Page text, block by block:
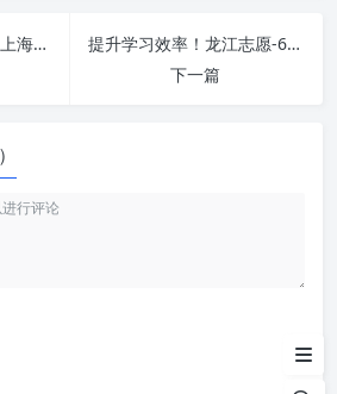
想提高 上海志愿者网-上海地址-5小时 刷课效率？看看这些实用技巧
提升学习效率！龙江志愿-6小时 刷课方法全揭秘
下一篇